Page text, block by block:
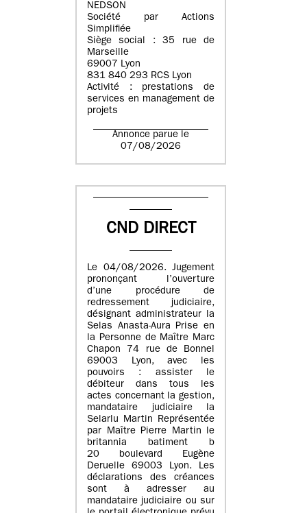
NEDSON
Société par Actions
Simplifiée
Siège social : 35 rue de
Marseille
69007 Lyon
831 840 293 RCS Lyon
Activité : prestations de
services en management de
projets
Annonce parue le
07/08/2026
CND DIRECT
Le 04/08/2026. Jugement
prononçant l’ouverture
d’une procédure de
redressement judiciaire,
désignant administrateur la
Selas Anasta-Aura Prise en
la Personne de Maître Marc
Chapon 74 rue de Bonnel
69003 Lyon, avec les
pouvoirs : assister le
débiteur dans tous les
actes concernant la gestion,
mandataire judiciaire la
Selarlu Martin Représentée
par Maître Pierre Martin le
britannia batiment b
20 boulevard Eugène
Deruelle 69003 Lyon. Les
déclarations des créances
sont à adresser au
mandataire judiciaire ou sur